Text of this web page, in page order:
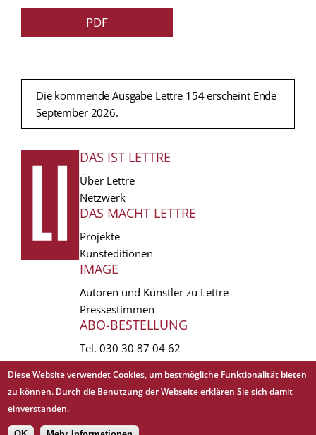
PDF
Die kommende Ausgabe Lettre 154 erscheint Ende
September 2026.
FUSSZEILE
DAS IST LETTRE
Über Lettre
Netzwerk
DAS MACHT LETTRE
Projekte
Kunsteditionen
IMAGE
Autoren und Künstler zu Lettre
Pressestimmen
ABO-BESTELLUNG
Tel. 030 30 87 04 62
vertrieb(at)lettre.de
Copyright © 1988 - 2026 Lettre International. All rights reserved.
EXTRA
Diese Website verwendet Cookies, um bestmögliche Funktionalität bieten
zu können. Durch die Benutzung der Webseite erklären Sie sich damit
einverstanden.